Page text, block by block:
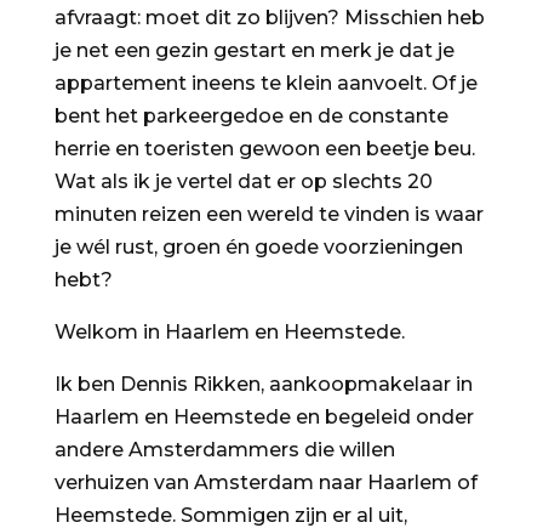
afvraagt: moet dit zo blijven? Misschien heb
je net een gezin gestart en merk je dat je
appartement ineens te klein aanvoelt. Of je
bent het parkeergedoe en de constante
herrie en toeristen gewoon een beetje beu.
Wat als ik je vertel dat er op slechts 20
minuten reizen een wereld te vinden is waar
je wél rust, groen én goede voorzieningen
hebt?
Welkom in Haarlem en Heemstede.
Ik ben Dennis Rikken, aankoopmakelaar in
Haarlem en Heemstede en begeleid onder
andere Amsterdammers die willen
verhuizen van Amsterdam naar Haarlem of
Heemstede. Sommigen zijn er al uit,